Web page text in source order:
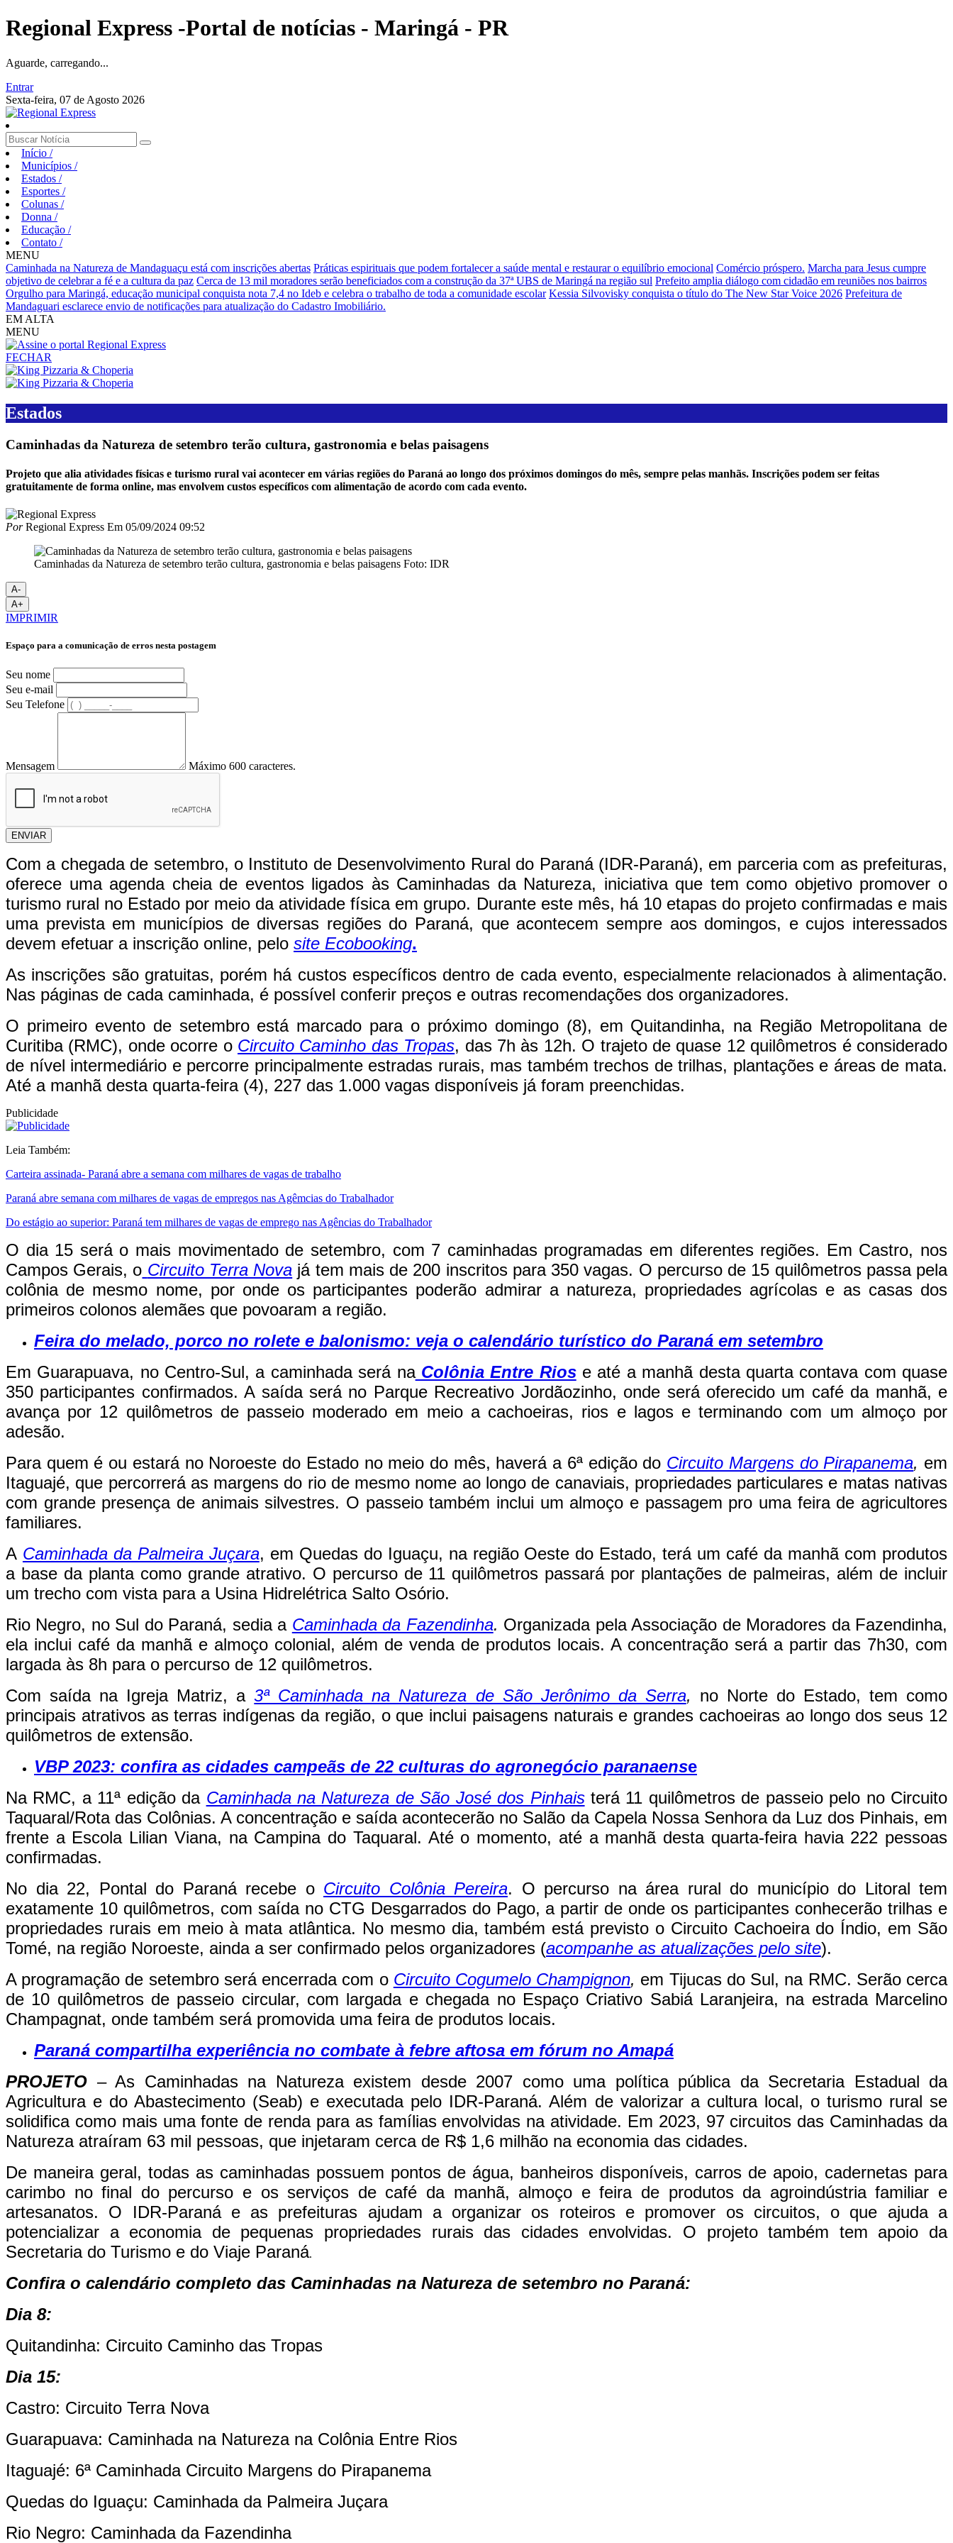
Regional Express -Portal de notícias - Maringá - PR
Aguarde, carregando...
Entrar
Sexta-feira, 07 de Agosto 2026
Início /
Municípios /
Estados /
Esportes /
Colunas /
Donna /
Educação /
Contato /
MENU
Caminhada na Natureza de Mandaguaçu está com inscrições abertas Práticas espirituais que podem fortalecer a saúde mental e restaurar o equilíbrio emocional Comércio próspero. Marcha para Jesus cumpre
objetivo de celebrar a fé e a cultura da paz Cerca de 13 mil moradores serão beneficiados com a construção da 37ª UBS de Maringá na região sul Prefeito amplia diálogo com cidadão em reuniões nos bairros
Orgulho para Maringá, educação municipal conquista nota 7,4 no Ideb e celebra o trabalho de toda a comunidade escolar Kessia Silvovisky conquista o título do The New Star Voice 2026 Prefeitura de
Mandaguari esclarece envio de notificações para atualização do Cadastro Imobiliário.
EM ALTA
MENU
FECHAR
Estados
Caminhadas da Natureza de setembro terão cultura, gastronomia e belas paisagens
Projeto que alia atividades físicas e turismo rural vai acontecer em várias regiões do Paraná ao longo dos próximos domingos do mês, sempre pelas manhãs. Inscrições podem ser feitas
gratuitamente de forma online, mas envolvem custos específicos com alimentação de acordo com cada evento.
PorRegional Express Em 05/09/2024 09:52
Caminhadas da Natureza de setembro terão cultura, gastronomia e belas paisagens Foto: IDR
A-
A+
IMPRIMIR
Espaço para a comunicação de erros nesta postagem
Seu nome
Seu e-mail
Seu Telefone
Mensagem Máximo 600 caracteres.
ENVIAR
Com a chegada de setembro, o Instituto de Desenvolvimento Rural do Paraná (IDR-Paraná), em parceria com as prefeituras,
oferece uma agenda cheia de eventos ligados às Caminhadas da Natureza, iniciativa que tem como objetivo promover o
turismo rural no Estado por meio da atividade física em grupo. Durante este mês, há 10 etapas do projeto confirmadas e mais
uma prevista em municípios de diversas regiões do Paraná, que acontecem sempre aos domingos, e cujos interessados
devem efetuar a inscrição online, pelo site Ecobooking.
As inscrições são gratuitas, porém há custos específicos dentro de cada evento, especialmente relacionados à alimentação.
Nas páginas de cada caminhada, é possível conferir preços e outras recomendações dos organizadores.
O primeiro evento de setembro está marcado para o próximo domingo (8), em Quitandinha, na Região Metropolitana de
Curitiba (RMC), onde ocorre o Circuito Caminho das Tropas, das 7h às 12h. O trajeto de quase 12 quilômetros é considerado
de nível intermediário e percorre principalmente estradas rurais, mas também trechos de trilhas, plantações e áreas de mata.
Até a manhã desta quarta-feira (4), 227 das 1.000 vagas disponíveis já foram preenchidas.
Publicidade
Leia Também:
Carteira assinada- Paraná abre a semana com milhares de vagas de trabalho
Paraná abre semana com milhares de vagas de empregos nas Agêmcias do Trabalhador
Do estágio ao superior: Paraná tem milhares de vagas de emprego nas Agências do Trabalhador
O dia 15 será o mais movimentado de setembro, com 7 caminhadas programadas em diferentes regiões. Em Castro, nos
Campos Gerais, o Circuito Terra Nova já tem mais de 200 inscritos para 350 vagas. O percurso de 15 quilômetros passa pela
colônia de mesmo nome, por onde os participantes poderão admirar a natureza, propriedades agrícolas e as casas dos
primeiros colonos alemães que povoaram a região.
Feira do melado, porco no rolete e balonismo: veja o calendário turístico do Paraná em setembro
Em Guarapuava, no Centro-Sul, a caminhada será na Colônia Entre Riose até a manhã desta quarta contava com quase
350 participantes confirmados. A saída será no Parque Recreativo Jordãozinho, onde será oferecido um café da manhã, e
avança por 12 quilômetros de passeio moderado em meio a cachoeiras, rios e lagos e terminando com um almoço por
adesão.
Para quem é ou estará no Noroeste do Estado no meio do mês, haverá a 6ª edição do Circuito Margens do Pirapanema, em
Itaguajé, que percorrerá as margens do rio de mesmo nome ao longo de canaviais, propriedades particulares e matas nativas
com grande presença de animais silvestres. O passeio também inclui um almoço e passagem pro uma feira de agricultores
familiares.
A Caminhada da Palmeira Juçara, em Quedas do Iguaçu, na região Oeste do Estado, terá um café da manhã com produtos
a base da planta como grande atrativo. O percurso de 11 quilômetros passará por plantações de palmeiras, além de incluir
um trecho com vista para a Usina Hidrelétrica Salto Osório.
Rio Negro, no Sul do Paraná, sedia a Caminhada da Fazendinha. Organizada pela Associação de Moradores da Fazendinha,
ela inclui café da manhã e almoço colonial, além de venda de produtos locais. A concentração será a partir das 7h30, com
largada às 8h para o percurso de 12 quilômetros.
Com saída na Igreja Matriz, a3ª Caminhada na Natureza de São Jerônimo da Serra, no Norte do Estado, tem como
principais atrativos as terras indígenas da região, o que inclui paisagens naturais e grandes cachoeiras ao longo dos seus 12
quilômetros de extensão.
VBP 2023: confira as cidades campeãs de 22 culturas do agronegócio paranaense
Na RMC, a 11ª edição da Caminhada na Natureza de São José dos Pinhaisterá 11 quilômetros de passeio pelo no Circuito
Taquaral/Rota das Colônias. A concentração e saída acontecerão no Salão da Capela Nossa Senhora da Luz dos Pinhais, em
frente a Escola Lilian Viana, na Campina do Taquaral. Até o momento, até a manhã desta quarta-feira havia 222 pessoas
confirmadas.
No dia 22, Pontal do Paraná recebe o Circuito Colônia Pereira. O percurso na área rural do município do Litoral tem
exatamente 10 quilômetros, com saída no CTG Desgarrados do Pago, a partir de onde os participantes conhecerão trilhas e
propriedades rurais em meio à mata atlântica. No mesmo dia, também está previsto o Circuito Cachoeira do Índio, em São
Tomé, na região Noroeste, ainda a ser confirmado pelos organizadores (acompanhe as atualizações pelo site).
A programação de setembro será encerrada com o Circuito Cogumelo Champignon, em Tijucas do Sul, na RMC. Serão cerca
de 10 quilômetros de passeio circular, com largada e chegada no Espaço Criativo Sabiá Laranjeira, na estrada Marcelino
Champagnat, onde também será promovida uma feira de produtos locais.
Paraná compartilha experiência no combate à febre aftosa em fórum no Amapá
PROJETO – As Caminhadas na Natureza existem desde 2007 como uma política pública da Secretaria Estadual da
Agricultura e do Abastecimento (Seab) e executada pelo IDR-Paraná. Além de valorizar a cultura local, o turismo rural se
solidifica como mais uma fonte de renda para as famílias envolvidas na atividade. Em 2023, 97 circuitos das Caminhadas da
Natureza atraíram 63 mil pessoas, que injetaram cerca de R$ 1,6 milhão na economia das cidades.
De maneira geral, todas as caminhadas possuem pontos de água, banheiros disponíveis, carros de apoio, cadernetas para
carimbo no final do percurso e os serviços de café da manhã, almoço e feira de produtos da agroindústria familiar e
artesanatos. O IDR-Paraná e as prefeituras ajudam a organizar os roteiros e promover os circuitos, o que ajuda a
potencializar a economia de pequenas propriedades rurais das cidades envolvidas. O projeto também tem apoio da
Secretaria do Turismo e do Viaje Paraná.
Confira o calendário completo das Caminhadas na Natureza de setembro no Paraná:
Dia 8:
Quitandinha: Circuito Caminho das Tropas
Dia 15:
Castro: Circuito Terra Nova
Guarapuava: Caminhada na Natureza na Colônia Entre Rios
Itaguajé: 6ª Caminhada Circuito Margens do Pirapanema
Quedas do Iguaçu: Caminhada da Palmeira Juçara
Rio Negro: Caminhada da Fazendinha